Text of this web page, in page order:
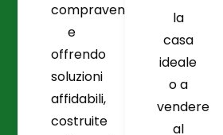
compravendita
e
offrendo
soluzioni
affidabili,
costruite
la
casa
ideale
o a
vendere
al